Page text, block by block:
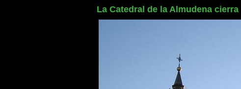
La Catedral de la Almudena